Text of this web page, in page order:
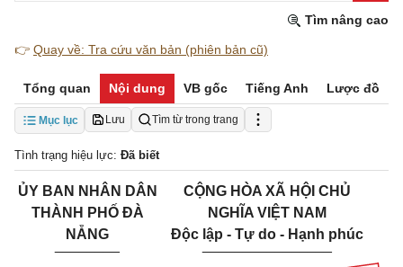
Tìm nâng cao
👉 Quay về: Tra cứu văn bản (phiên bản cũ)
Tổng quan Nội dung VB gốc Tiếng Anh Lược đồ
Mục lục Lưu Tìm từ trong trang
Tình trạng hiệu lực: Đã biết
ỦY BAN NHÂN DÂN
THÀNH PHỐ ĐÀ
NẴNG
CỘNG HÒA XÃ HỘI CHỦ
NGHĨA VIỆT NAM
Độc lập - Tự do - Hạnh phúc
________________